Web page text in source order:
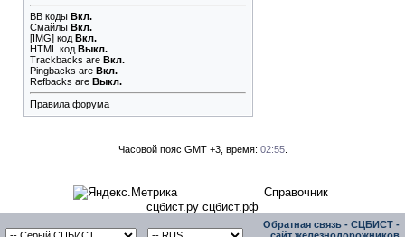
BB коды Вкл.
Смайлы Вкл.
[IMG] код Вкл.
HTML код Выкл.
Trackbacks are Вкл.
Pingbacks are Вкл.
Refbacks are Выкл.
Правила форума
Часовой пояс GMT +3, время: 02:55.
Справочник
сцбист.ру сцбист.рф
Обратная связь - СЦБИСТ -